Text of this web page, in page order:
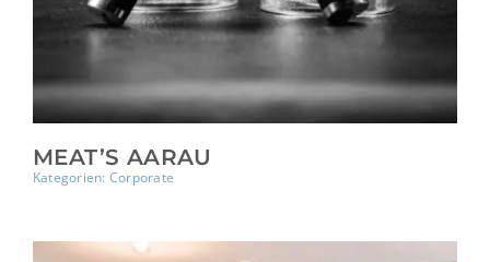
MEAT’S AARAU
Kategorien: Corporate